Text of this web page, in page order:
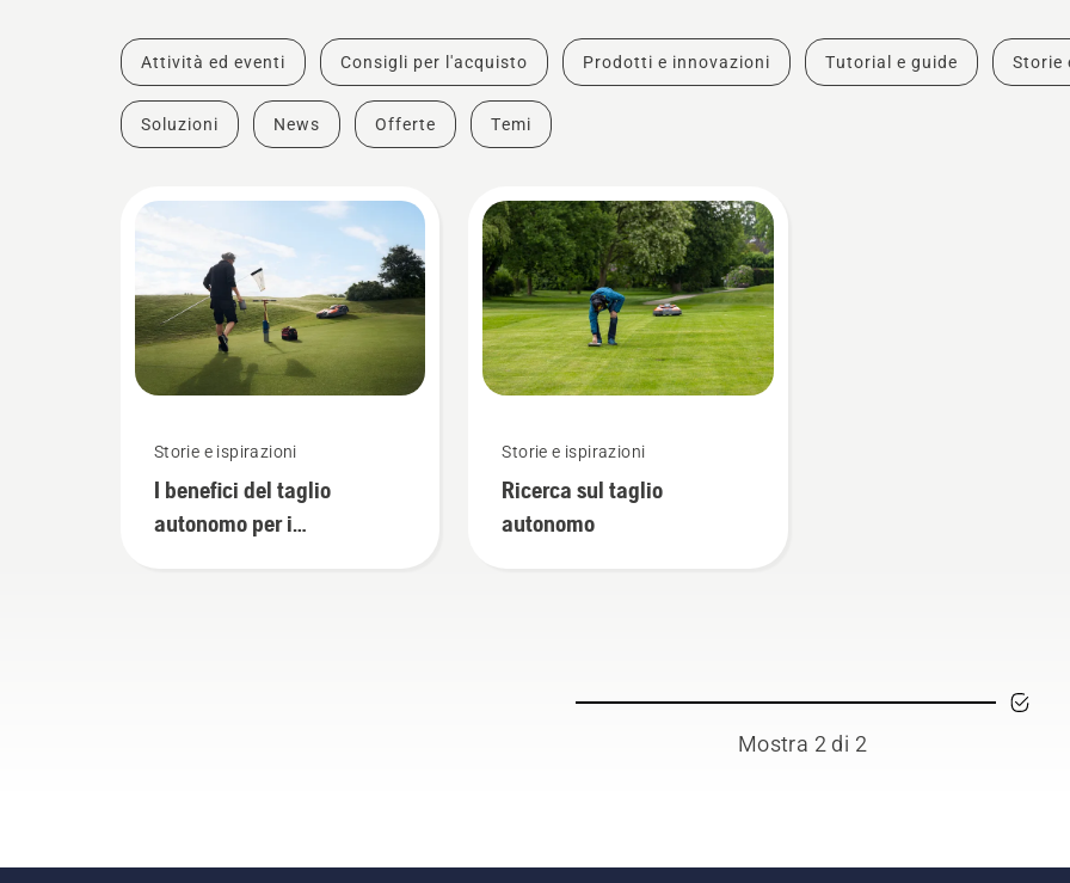
Attività ed eventi Consigli per l'acquisto Prodotti e innovazioni Tutorial e guide Storie
Soluzioni News Offerte Temi
Storie e ispirazioni
I benefici del taglio
autonomo per i
Storie e ispirazioni
Ricerca sul taglio
autonomo
Mostra 2 di 2